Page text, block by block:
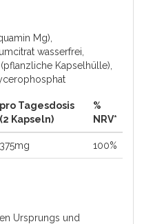
Mg),
wasserfrei,
Kapselhülle),
pro Tagesdosis
(2 Kapseln)
%
NRV*
375mg 100%
Ursprungs und